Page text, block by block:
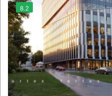
8.2